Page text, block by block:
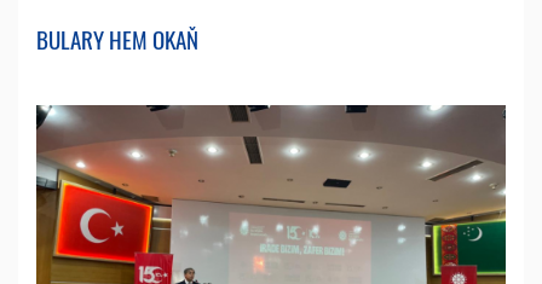
BULARY HEM OKAŇ